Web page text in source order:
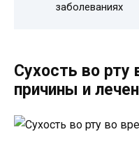
заболеваниях
Сухость во рту
причины и